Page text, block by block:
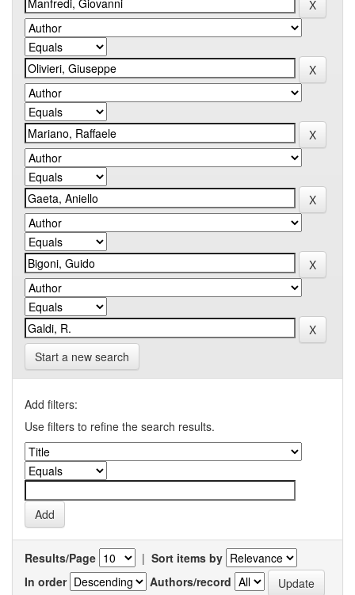
Start a new search
Add filters:
Use filters to refine the search results.
Results/Page | Sort items by
In order
Authors/record